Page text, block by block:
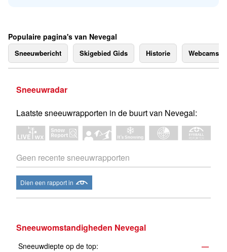
Populaire pagina's van Nevegal
Sneeuwbericht Skigebied Gids Historie Webcams
Sneeuwradar
Laatste sneeuwrapporten in de buurt van Nevegal:
Geen recente sneeuwrapporten
Dien een rapport in
Sneeuwomstandigheden Nevegal
Sneeuwdiepte op de top:
—